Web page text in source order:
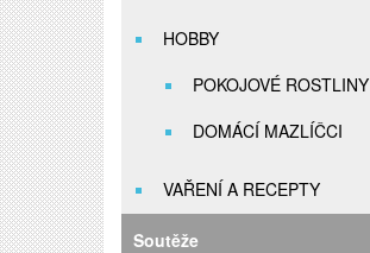
HOBBY
POKOJOVÉ ROSTLINY
DOMÁCÍ MAZLÍČCI
VAŘENÍ A RECEPTY
Soutěže